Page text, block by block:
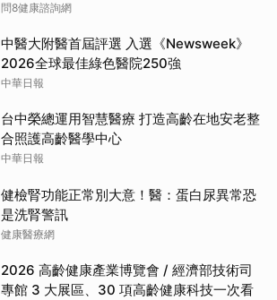
問8健康諮詢網
中醫大附醫首屆評選 入選《Newsweek》
2026全球最佳綠色醫院250強
中華日報
台中榮總運用智慧醫療 打造高齡在地安老整
合照護高齡醫學中心
中華日報
健檢腎功能正常別大意！醫：蛋白尿異常恐
是洗腎警訊
健康醫療網
2026 高齡健康產業博覽會 / 經濟部技術司
專館 3 大展區、30 項高齡健康科技一次看